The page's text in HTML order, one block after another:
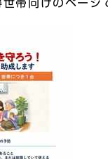
帯向けのページ